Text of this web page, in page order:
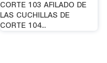
CORTE 103 AFILADO DE
LAS CUCHILLAS DE
CORTE 104...